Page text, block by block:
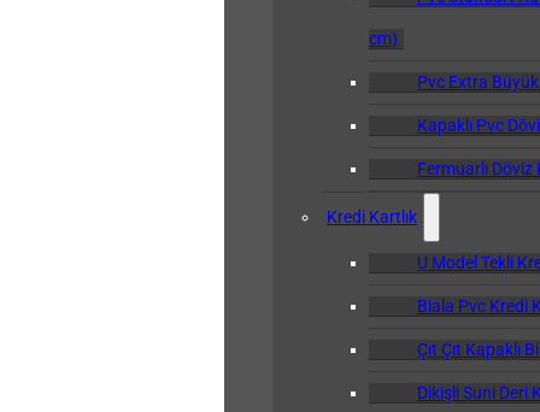
cm)
Pvc Extra
Kapaklı Pvc
Fermuarlı Döviz
Kredi Kartlık
U Model Tekli
Biala Pvc Kredi
Çıt Çıt Kapaklı
Dikişli Suni Deri